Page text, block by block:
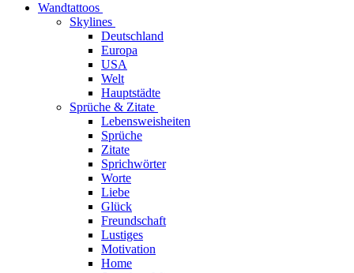
Wandtattoos
Skylines
Deutschland
Europa
USA
Welt
Hauptstädte
Sprüche & Zitate
Lebensweisheiten
Sprüche
Zitate
Sprichwörter
Worte
Liebe
Glück
Freundschaft
Lustiges
Motivation
Home